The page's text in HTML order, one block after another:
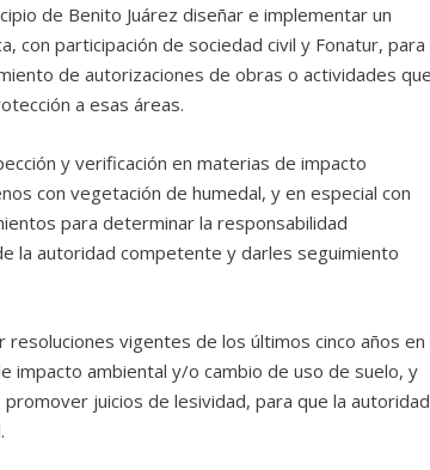
de Benito Juárez diseñar e implementar un
con participación de sociedad civil y Fonatur, para
de autorizaciones de obras o actividades
a esas áreas.
y verificación en materias de impacto
con vegetación de humedal, y en especial con
para determinar la responsabilidad
la autoridad competente y darles seguimiento
vigentes de los últimos cinco años en
impacto ambiental y/o cambio de uso de suelo, y
juicios de lesividad, para que la autoridad